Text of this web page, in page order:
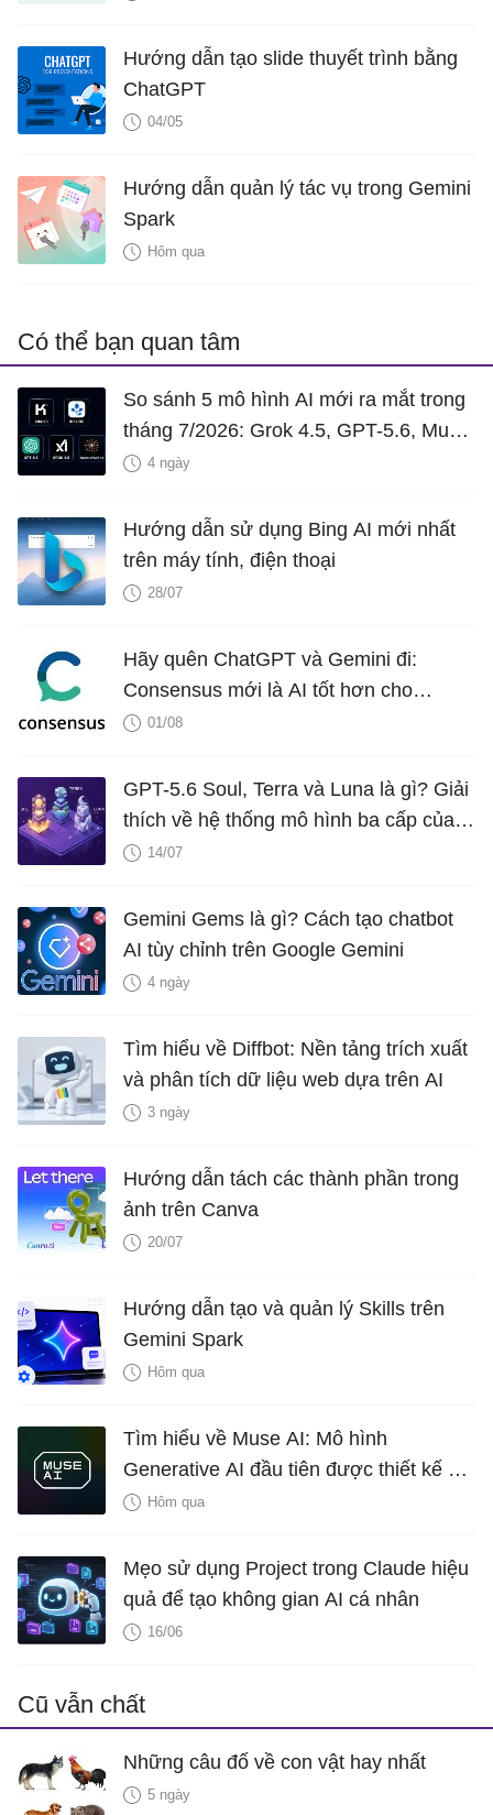
Hướng dẫn tạo slide thuyết trình bằng
ChatGPT
04/05
Hướng dẫn quản lý tác vụ trong Gemini
Spark
Hôm qua
Có thể bạn quan tâm
So sánh 5 mô hình AI mới ra mắt trong
tháng 7/2026: Grok 4.5, GPT-5.6, Muse
Spark 1.1, Inkling và Kimi K3
4 ngày
Hướng dẫn sử dụng Bing AI mới nhất
trên máy tính, điện thoại
28/07
Hãy quên ChatGPT và Gemini đi:
Consensus mới là AI tốt hơn cho
nghiên cứu!
01/08
GPT-5.6 Soul, Terra và Luna là gì? Giải
thích về hệ thống mô hình ba cấp của
OpenAI
14/07
Gemini Gems là gì? Cách tạo chatbot
AI tùy chỉnh trên Google Gemini
4 ngày
Tìm hiểu về Diffbot: Nền tảng trích xuất
và phân tích dữ liệu web dựa trên AI
3 ngày
Hướng dẫn tách các thành phần trong
ảnh trên Canva
20/07
Hướng dẫn tạo và quản lý Skills trên
Gemini Spark
Hôm qua
Tìm hiểu về Muse AI: Mô hình
Generative AI đầu tiên được thiết kế để
lên ý tưởng gameplay của Microsoft
Hôm qua
Mẹo sử dụng Project trong Claude hiệu
quả để tạo không gian AI cá nhân
16/06
Cũ vẫn chất
Những câu đố về con vật hay nhất
5 ngày